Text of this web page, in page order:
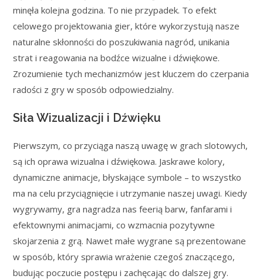
minęła kolejna godzina. To nie przypadek. To efekt
celowego projektowania gier, które wykorzystują nasze
naturalne skłonności do poszukiwania nagród, unikania
strat i reagowania na bodźce wizualne i dźwiękowe.
Zrozumienie tych mechanizmów jest kluczem do czerpania
radości z gry w sposób odpowiedzialny.
Siła Wizualizacji i Dźwięku
Pierwszym, co przyciąga naszą uwagę w grach slotowych,
są ich oprawa wizualna i dźwiękowa. Jaskrawe kolory,
dynamiczne animacje, błyskające symbole – to wszystko
ma na celu przyciągnięcie i utrzymanie naszej uwagi. Kiedy
wygrywamy, gra nagradza nas feerią barw, fanfarami i
efektownymi animacjami, co wzmacnia pozytywne
skojarzenia z grą. Nawet małe wygrane są prezentowane
w sposób, który sprawia wrażenie czegoś znaczącego,
budując poczucie postępu i zachęcając do dalszej gry.